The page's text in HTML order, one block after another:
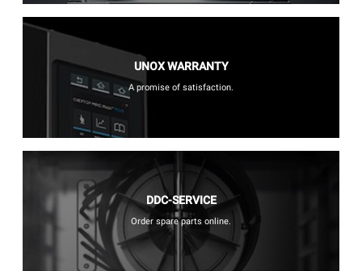
UNOX WARRANTY
A promise of satisfaction.
DDC-SERVICE
Order spare parts online.